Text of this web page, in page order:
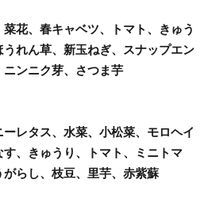
花、春キャベツ、トマト、きゅう
うれん草、新玉ねぎ、スナップエン
ニンニク芽、さつま芋
レタス、水菜、小松菜、モロヘイ
、きゅうり、トマト、ミニトマ
がらし、枝豆、里芋、赤紫蘇